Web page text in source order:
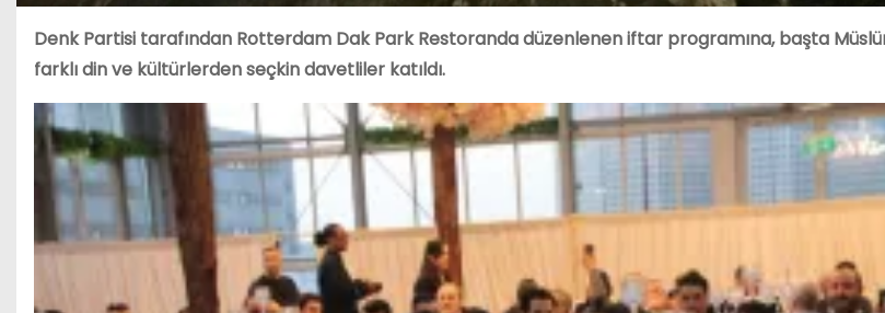
Denk Partisi tarafından Rotterdam Dak Park Restoranda düzenlenen iftar programına, başta
farklı din ve kültürlerden seçkin davetliler katıldı.